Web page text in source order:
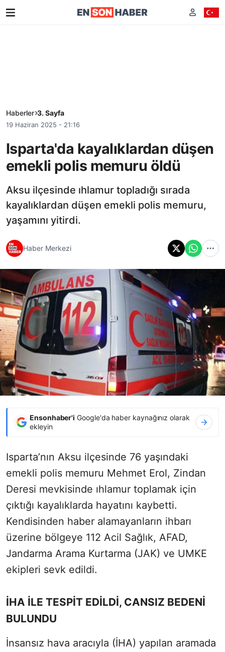
Haberler 3. Sayfa
19 Haziran 2025 - 21:16
Isparta'da kayalıklardan düşen
emekli polis memuru öldü
Aksu ilçesinde ıhlamur topladığı sırada
kayalıklardan düşen emekli polis memuru,
yaşamını yitirdi.
Haber Merkezi
Ensonhaber'i Google'da haber kaynağınız olarak
ekleyin
Isparta’nın Aksu ilçesinde 76 yaşındaki
emekli polis memuru Mehmet Erol, Zindan
Deresi mevkisinde ıhlamur toplamak için
çıktığı kayalıklarda hayatını kaybetti.
Kendisinden haber alamayanların ihbarı
üzerine bölgeye 112 Acil Sağlık, AFAD,
Jandarma Arama Kurtarma (JAK) ve UMKE
ekipleri sevk edildi.
İHA İLE TESPİT EDİLDİ, CANSIZ BEDENİ
BULUNDU
İnsansız hava aracıyla (İHA) yapılan aramada